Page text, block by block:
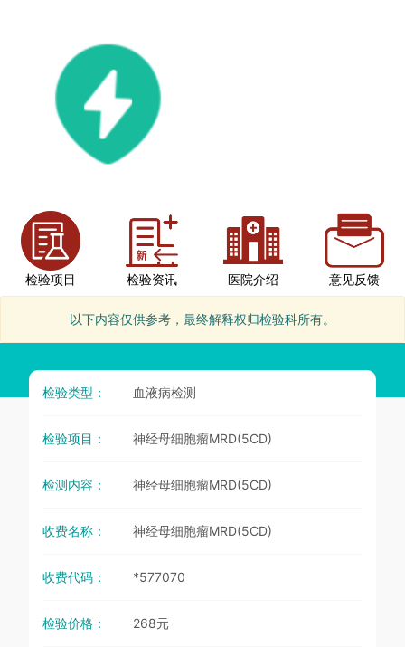
检验项目 检验资讯 医院介绍 意见反馈
以下内容仅供参考，最终解释权归检验科所有。
检验类型： 血液病检测
检验项目： 神经母细胞瘤MRD(5CD)
检测内容： 神经母细胞瘤MRD(5CD)
收费名称： 神经母细胞瘤MRD(5CD)
收费代码： *577070
检验价格： 268元